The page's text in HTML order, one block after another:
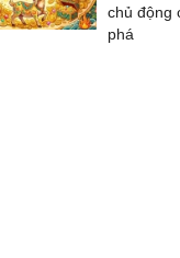
chủ động
phá